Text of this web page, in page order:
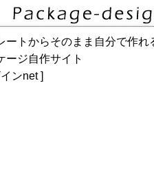
ートからそのまま自分で作れ
ージ自作サイト
ンnet ]